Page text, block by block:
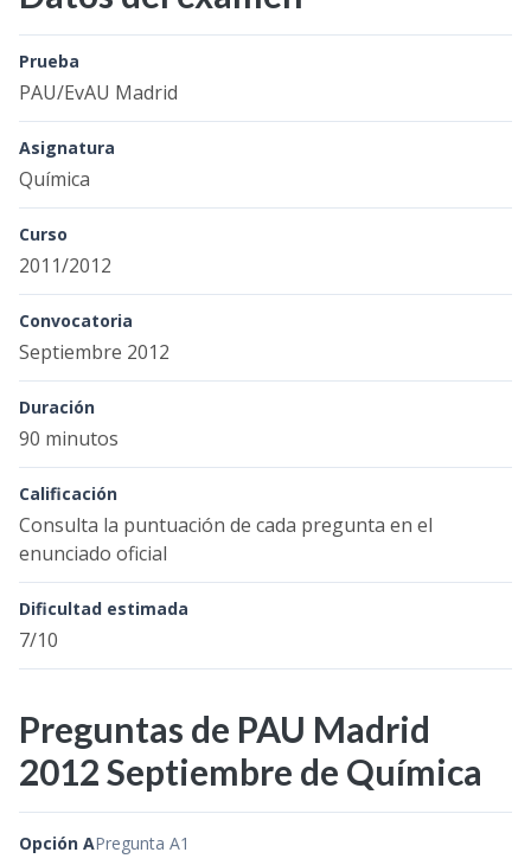
Prueba
PAU/EvAU Madrid
Asignatura
Química
Curso
2011/2012
Convocatoria
Septiembre 2012
Duración
90 minutos
Calificación
Consulta la puntuación de cada pregunta en el
enunciado oficial
Dificultad estimada
7/10
Preguntas de PAU Madrid
2012 Septiembre de Química
Opción APregunta A1